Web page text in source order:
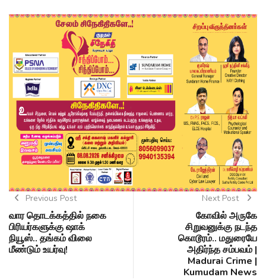
Previous Post
வார தொடக்கத்தில் நகை
பிரியர்களுக்கு ஷாக்
நியூஸ்.. தங்கம் விலை
மீண்டும் உயர்வு!
Next Post
கோவில் அருகே
சிறுவனுக்கு நடந்த
கொடூரம்.. மதுரையே
அதிர்ந்த சம்பவம் |
Madurai Crime |
Kumudam News